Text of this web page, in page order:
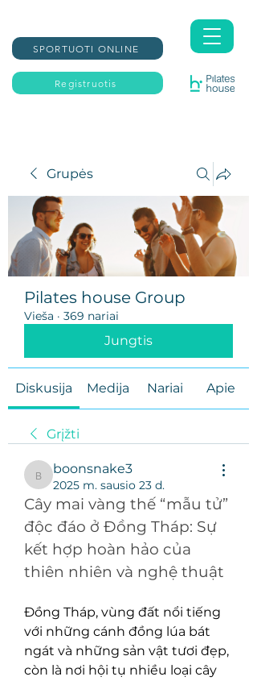
Registruotis
SPORTUOTI ONLINE
Grupės
Pilates house Group
Vieša · 369 nariai
Jungtis
Diskusija Medija Nariai Apie
Grįžti
boonsnake3
boonsnake3
2025 m. sausio 23 d.
Cây mai vàng thế “mẫu tử”
độc đáo ở Đồng Tháp: Sự
kết hợp hoàn hảo của
thiên nhiên và nghệ thuật
Đồng Tháp, vùng đất nổi tiếng
với những cánh đồng lúa bát
ngát và những sản vật tươi đẹp,
còn là nơi hội tụ nhiều loại cây